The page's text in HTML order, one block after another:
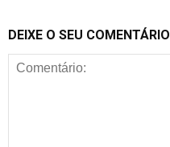
DEIXE O SEU COMENTÁRIO